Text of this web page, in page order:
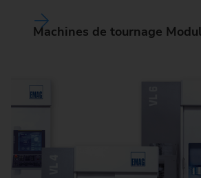
Machines de tournage